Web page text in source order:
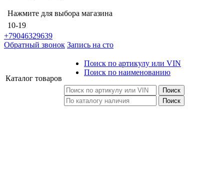
Нажмите для выбора магазина
10-19
+79046329639
Обратный звонок Запись на сто
Каталог товаров
Поиск по артикулу или VIN
Поиск по наименованию
Поиск
Поиск